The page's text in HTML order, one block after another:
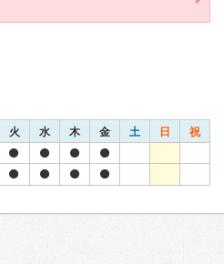
火 水 木 金 土 日 祝